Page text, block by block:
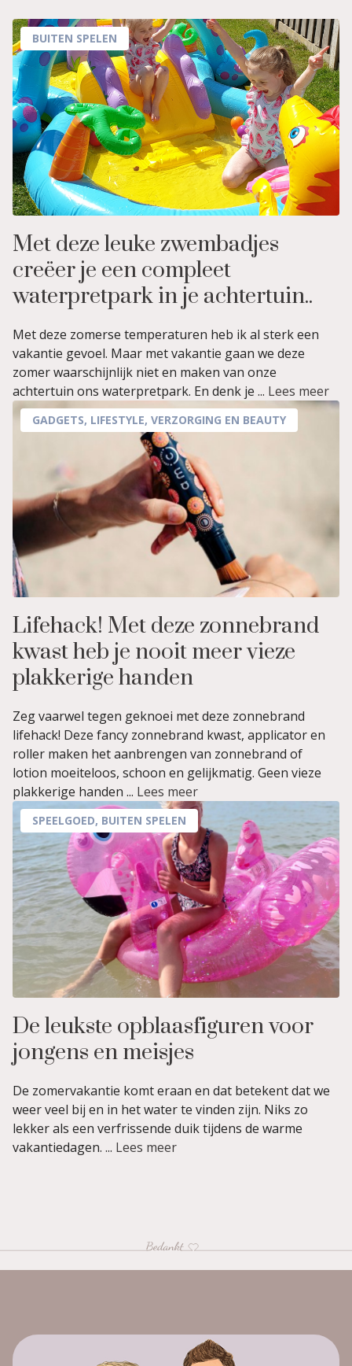
BUITEN SPELEN
Met deze leuke zwembadjes
creëer je een compleet
waterpretpark in je achtertuin..
Met deze zomerse temperaturen heb ik al sterk een
vakantie gevoel. Maar met vakantie gaan we deze
zomer waarschijnlijk niet en maken van onze
achtertuin ons waterpretpark. En denk je ... Lees meer
GADGETS, LIFESTYLE, VERZORGING EN BEAUTY
Lifehack! Met deze zonnebrand
kwast heb je nooit meer vieze
plakkerige handen
Zeg vaarwel tegen geknoei met deze zonnebrand
lifehack! Deze fancy zonnebrand kwast, applicator en
roller maken het aanbrengen van zonnebrand of
lotion moeiteloos, schoon en gelijkmatig. Geen vieze
plakkerige handen ... Lees meer
SPEELGOED, BUITEN SPELEN
De leukste opblaasfiguren voor
jongens en meisjes
De zomervakantie komt eraan en dat betekent dat we
weer veel bij en in het water te vinden zijn. Niks zo
lekker als een verfrissende duik tijdens de warme
vakantiedagen. ... Lees meer